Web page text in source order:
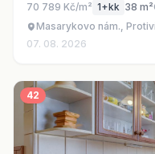
70 789 Kč/m² 1+kk 38 m²
Masarykovo nám.,
07. 08. 2026
42